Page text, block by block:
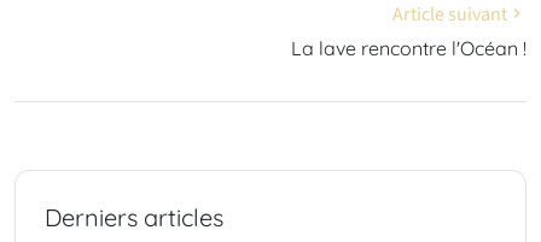
Article suivant
La lave rencontre l'Océan !
Derniers articles